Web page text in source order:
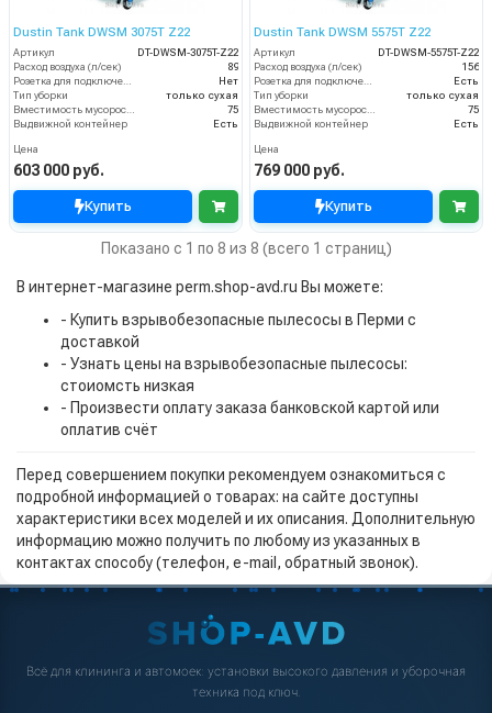
Dustin Tank DWSM 3075T Z22
Артикул
DT-DWSM-3075T-Z22
Расход воздуха (л/сек)
89
Нет
Тип уборки
только сухая
75
Выдвижной контейнер
Есть
Цена
603 000 руб.
Купить
Dustin Tank DWSM 5575T Z22
Артикул
DT-DWSM-5575T-Z22
Расход воздуха (л/сек)
156
Есть
Тип уборки
только сухая
75
Выдвижной контейнер
Есть
Цена
769 000 руб.
Купить
Показано с 1 по 8 из 8 (всего 1 страниц)
В интернет-магазине perm.shop-avd.ru Вы можете:
- Купить взрывобезопасные пылесосы в Перми с
доставкой
- Узнать цены на взрывобезопасные пылесосы:
стоиомсть низкая
- Произвести оплату заказа банковской картой или
оплатив счёт
Перед совершением покупки рекомендуем ознакомиться с
подробной информацией о товарах: на сайте доступны
характеристики всех моделей и их описания. Дополнительную
информацию можно получить по любому из указанных в
контактах способу (телефон, e-mail, обратный звонок).
Всё для клининга и автомоек: установки высокого давления и уборочная
техника под ключ.